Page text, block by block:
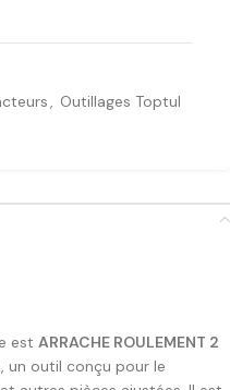
, Outillages Toptul
est ARRACHE ROULEMENT 2
, un outil conçu pour le